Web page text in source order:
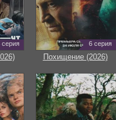
серия 6 серия
Похищение (2026)